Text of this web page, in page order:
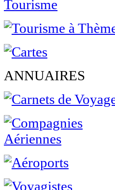
ANNUAIRES